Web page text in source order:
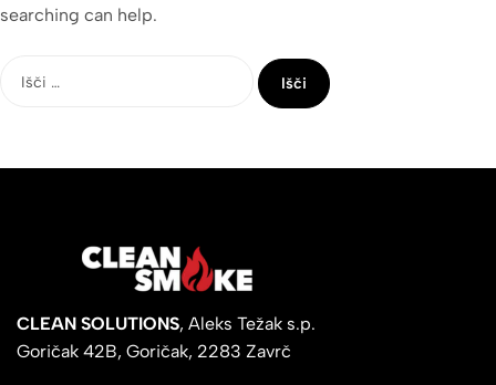
searching can help.
CLEAN SOLUTIONS, Aleks Težak s.p.
Goričak 42B, Goričak, 2283 Zavrč